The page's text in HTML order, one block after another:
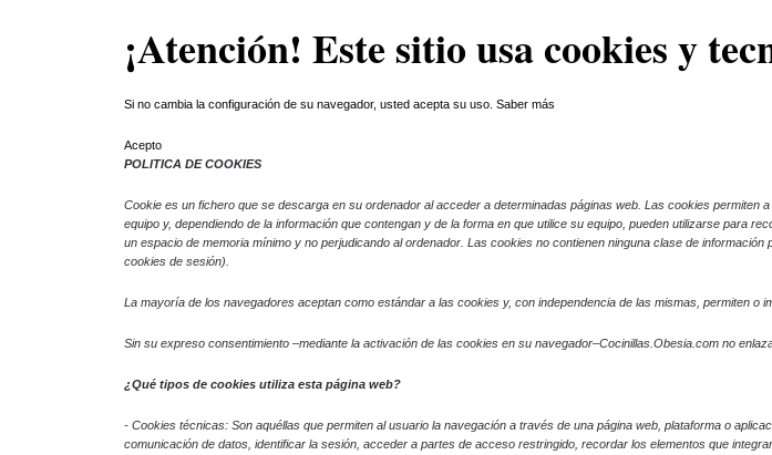
Skip to main content¡Atención! Este sitio usa cookies y
Si no cambia la configuración de su navegador, usted acepta su uso.Saber más
Acepto
POLITICA DE COOKIES
Cookiees un fichero que se descarga en su ordenador al acceder a determinadas páginas web. Las cookies
equipo y, dependiendo de la información que contengan y de la forma en que utilice su equipo, pueden utilizarse para
un espacio de memoria mínimo y no perjudicando al ordenador. Las cookies no contienen ninguna clase de
cookies de sesión).
La mayoría de los navegadores aceptan como estándar a las cookies y, con independencia de las mismas, permiten o
Sin su expreso consentimiento –mediante la activación de las cookies en su navegador–Cocinillas.Obesia.com no
¿Qué tipos de cookies utiliza esta página web?
- Cookiestécnicas: Son aquéllas que permiten al usuario la navegación a través de una página web, plataforma o
comunicación de datos, identificar la sesión, acceder a partes de acceso restringido, recordar los elementos que